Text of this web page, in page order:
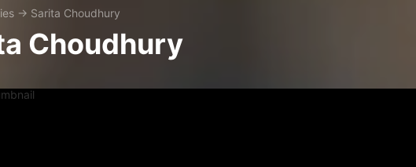
→ Sarita Choudhury
Choudhury